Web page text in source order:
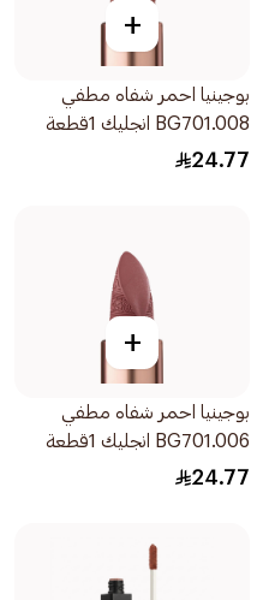
+
بوجينيا احمر شفاه مطفي
BG701.008 انجليك 1قطعة
24.77
+
بوجينيا احمر شفاه مطفي
BG701.006 انجليك 1قطعة
24.77